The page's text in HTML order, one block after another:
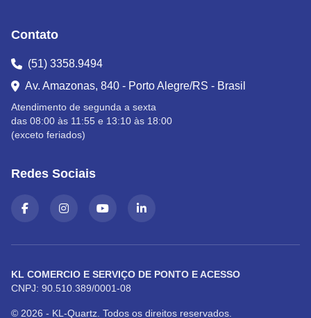
Contato
(51) 3358.9494
Av. Amazonas, 840 - Porto Alegre/RS - Brasil
Atendimento de segunda a sexta
das 08:00 às 11:55 e 13:10 às 18:00
(exceto feriados)
Redes Sociais
KL COMERCIO E SERVIÇO DE PONTO E ACESSO
CNPJ: 90.510.389/0001-08
© 2026 - KL-Quartz. Todos os direitos reservados.